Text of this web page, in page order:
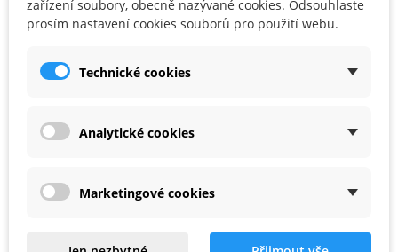
Chytré A Kreativní Hračky KINT
CHEMIE A SVĚTLO
Tajemství barev
zařízení soubory, obecně nazývané cookies. Odsouhlaste
prosím nastavení cookies souborů pro použití webu.
Technické cookies
Analytické cookies
Marketingové cookies